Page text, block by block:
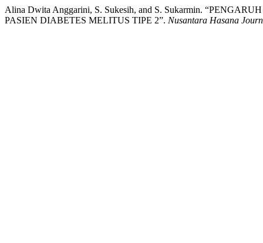
Alina Dwita Anggarini, S. Sukesih, and S. Sukarmin.
PASIEN DIABETES MELITUS TIPE 2”. Nusantara Hasana